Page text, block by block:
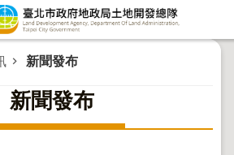
新聞發布
新聞發布